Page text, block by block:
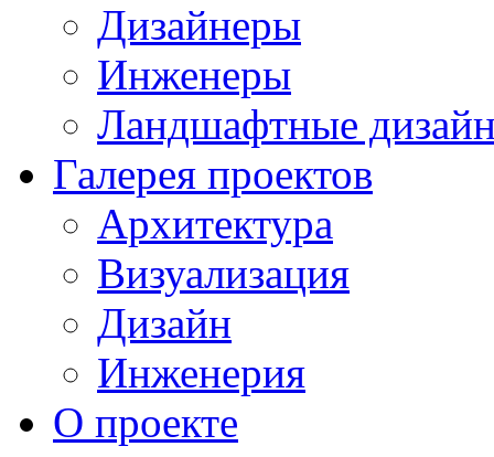
Дизайнеры
Инженеры
Ландшафтные
Галерея проектов
Архитектура
Визуализация
Дизайн
Инженерия
О проекте